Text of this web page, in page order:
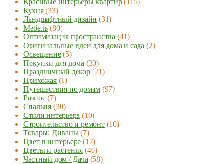
Красивые интерьеры квартир (115)
Кухня (33)
Ландшафтный дизайн (31)
Мебель (80)
Оптимизация пространства (41)
Оригинальные идеи для дома и сада (2)
Освещение (5)
Покупки для дома (30)
Праздничный декор (21)
Прихожая (1)
Путешествия по домам (97)
Разное (7)
Спальня (30)
Стили интерьера (10)
Строительство и ремонт (10)
Товары: Диваны (7)
Цвет в интерьере (17)
Цветы и растения (40)
Частный дом / Дача (58)